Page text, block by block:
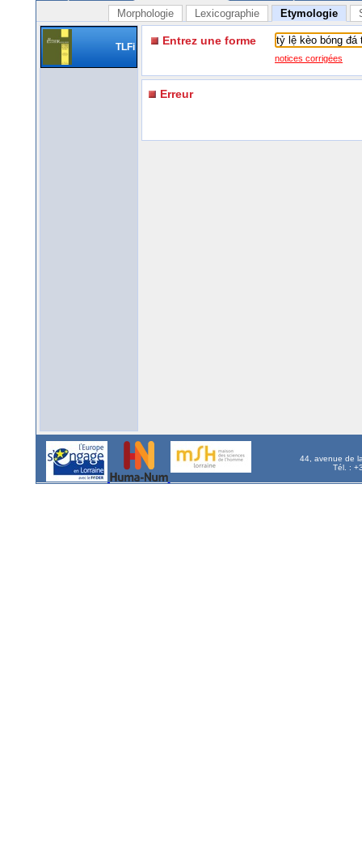
Morphologie Lexicographie Etymologie
TLFi Entrez une forme
notices corrigées
Erreur
44, avenue de
Tél. :